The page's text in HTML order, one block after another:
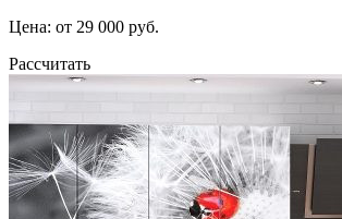
Цена: от 29 000 руб.
Рассчитать